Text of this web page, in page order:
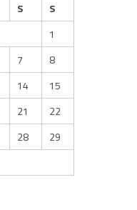
S
S
1
7
8
14
15
21
22
28
29